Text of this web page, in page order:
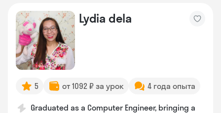
Lydia dela
5 от 1092 ₽ за урок 4 года опыта
Graduated as a Computer Engineer, bringing a